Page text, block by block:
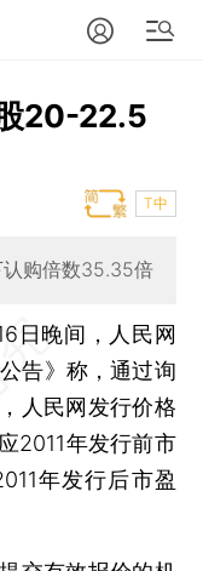
20-22.5
T中
购倍数35.35倍
日晚间，人民网
告》称，通过询
人民网发行价格
2011年发行前市
年发行后市盈